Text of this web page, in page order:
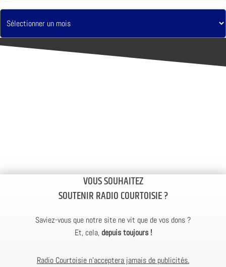
VOUS SOUHAITEZ
SOUTENIR RADIO COURTOISIE ?
Saviez-vous que notre site ne vit que de vos dons ?
Et, cela, depuis toujours !
Radio Courtoisie n’acceptera jamais de publicités.